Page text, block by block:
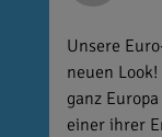
Unsere
neuen
ganz
einer ihrer